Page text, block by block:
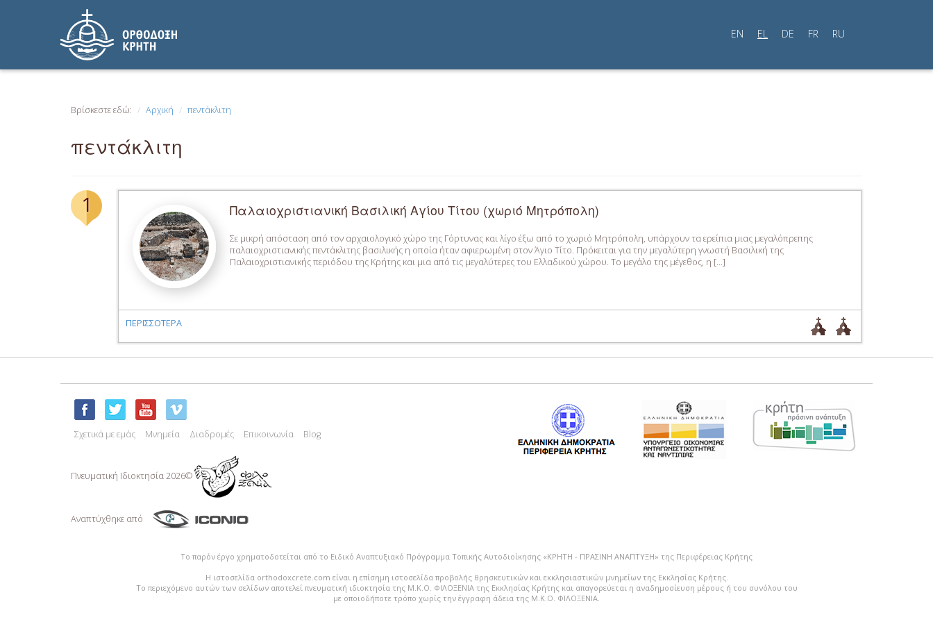
EN EL DE FR RU
Βρίσκεστε εδώ: Αρχική πεντάκλιτη
πεντάκλιτη
1 Παλαιοχριστιανική Βασιλική Αγίου Τίτου (χωριό Μητρόπολη)
Σε μικρή απόσταση από τον αρχαιολογικό χώρο της Γόρτυνας και λίγο έξω από το χωριό Μητρόπολη, υπάρχουν τα ερείπια μιας μεγαλόπρεπης
παλαιοχριστιανικής πεντάκλιτης βασιλικής η οποία ήταν αφιερωμένη στον Άγιο Τίτο. Πρόκειται για την μεγαλύτερη γνωστή Βασιλική της
Παλαιοχριστιανικής περιόδου της Κρήτης και μια από τις μεγαλύτερες του Ελλαδικού χώρου. Το μεγάλο της μέγεθος, η […]
ΠΕΡΙΣΣΟΤΕΡΑ
Σχετικά με εμάς Μνημεία Διαδρομές Επικοινωνία Blog
Πνευματική Ιδιoκτησία 2026©
Αναπτύχθηκε από
Το παρόν έργο χρηματοδοτείται από το Ειδικό Αναπτυξιακό Πρόγραμμα Τοπικής Αυτοδιοίκησης «ΚΡΗΤΗ - ΠΡΑΣΙΝΗ ΑΝΑΠΤΥΞΗ» της Περιφέρειας Κρήτης
Η ιστοσελίδα orthodoxcrete.com είναι η επίσημη ιστοσελίδα προβολής θρησκευτικών και εκκλησιαστικών μνημείων της Εκκλησίας Κρήτης.
Το περιεχόμενο αυτών των σελίδων αποτελεί πvευματική ιδιοκτησία της Μ.Κ.Ο. ΦΙΛΟΞΕΝΙΑ της Εκκλησίας Κρήτης και απαγορεύεται η αναδημοσίευση μέρους ή του συνόλου του
με οποιοδήποτε τρόπο χωρίς την έγγραφη άδεια της Μ.Κ.Ο. ΦΙΛΟΞΕΝΙΑ.